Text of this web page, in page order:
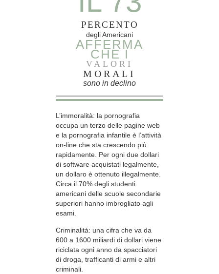
PERCENTO
degli Americani
AFFERMA
CHE I
VALORI
MORALI
sono in declino
L’immoralità: la pornografia
occupa un terzo delle pagine web
e la pornografia infantile è l’attività
on-line che sta crescendo più
rapidamente. Per ogni due dollari
di software acquistati legalmente,
un dollaro è ottenuto illegalmente.
Circa il 70% degli studenti
americani delle scuole secondarie
superiori hanno imbrogliato agli
esami.
Criminalità: una cifra che va da
600 a 1600 miliardi di dollari viene
riciclata ogni anno da spacciatori
di droga, trafficanti di armi e altri
criminali.